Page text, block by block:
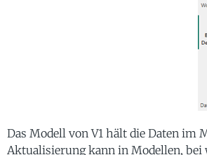
Das Modell von V1 hält die Daten im
Aktualisierung kann in Modellen,